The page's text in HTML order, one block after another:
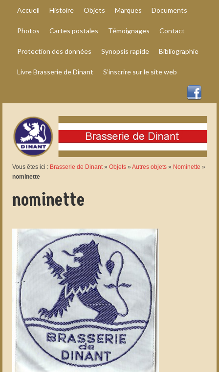
Accueil Histoire Objets Marques Documents
Photos Cartes postales Témoignages Contact
Protection des données Synopsis rapide Bibliographie
Livre Brasserie de Dinant S’inscrire sur le site web
Vous êtes ici : Brasserie de Dinant» Objets » Autres objets » Nominette »
nominette
nominette